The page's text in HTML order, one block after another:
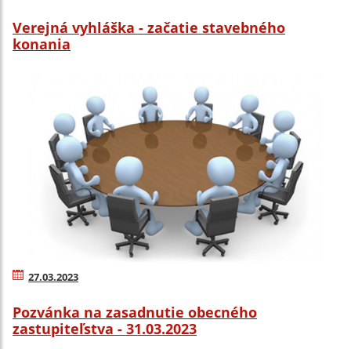
Verejná vyhláška - začatie stavebného
konania
27.03.2023
Pozvánka na zasadnutie obecného
zastupiteľstva - 31.03.2023